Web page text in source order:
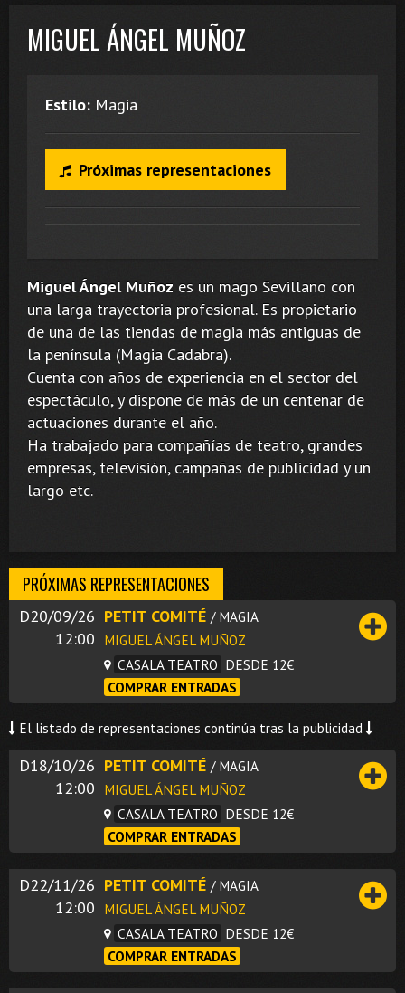
MIGUEL ÁNGEL MUÑOZ
Estilo: Magia
Próximas representaciones
Miguel Ángel Muñoz es un mago Sevillano con
una larga trayectoria profesional. Es propietario
de una de las tiendas de magia más antiguas de
la península (Magia Cadabra).
Cuenta con años de experiencia en el sector del
espectáculo, y dispone de más de un centenar de
actuaciones durante el año.
Ha trabajado para compañías de teatro, grandes
empresas, televisión, campañas de publicidad y un
largo etc.
PRÓXIMAS REPRESENTACIONES
D20/09/26
12:00
PETIT COMITÉ / MAGIA
MIGUEL ÁNGEL MUÑOZ
CASALA TEATRO DESDE 12€
COMPRAR ENTRADAS
El listado de representaciones continúa tras la publicidad
D18/10/26
12:00
PETIT COMITÉ / MAGIA
MIGUEL ÁNGEL MUÑOZ
CASALA TEATRO DESDE 12€
COMPRAR ENTRADAS
D22/11/26
12:00
PETIT COMITÉ / MAGIA
MIGUEL ÁNGEL MUÑOZ
CASALA TEATRO DESDE 12€
COMPRAR ENTRADAS